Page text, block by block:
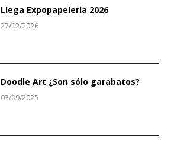
Llega Expopapelería 2026
27/02/2026
Doodle Art ¿Son sólo garabatos?
03/09/2025